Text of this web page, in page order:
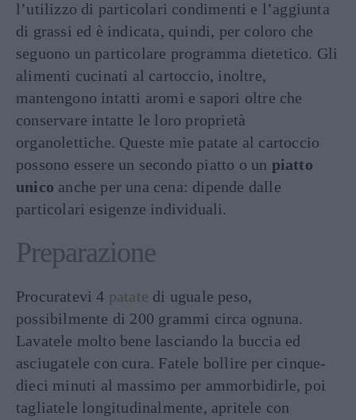
l’utilizzo di particolari condimenti e l’aggiunta
di grassi ed è indicata, quindi, per coloro che
seguono un particolare programma dietetico. Gli
alimenti cucinati al cartoccio, inoltre,
mantengono intatti aromi e sapori oltre che
conservare intatte le loro proprietà
organolettiche. Queste mie patate al cartoccio
possono essere un secondo piatto o un piatto
unico anche per una cena: dipende dalle
particolari esigenze individuali.
Preparazione
Procuratevi 4 patate di uguale peso,
possibilmente di 200 grammi circa ognuna.
Lavatele molto bene lasciando la buccia ed
asciugatele con cura. Fatele bollire per cinque-
dieci minuti al massimo per ammorbidirle, poi
tagliatele longitudinalmente, apritele con